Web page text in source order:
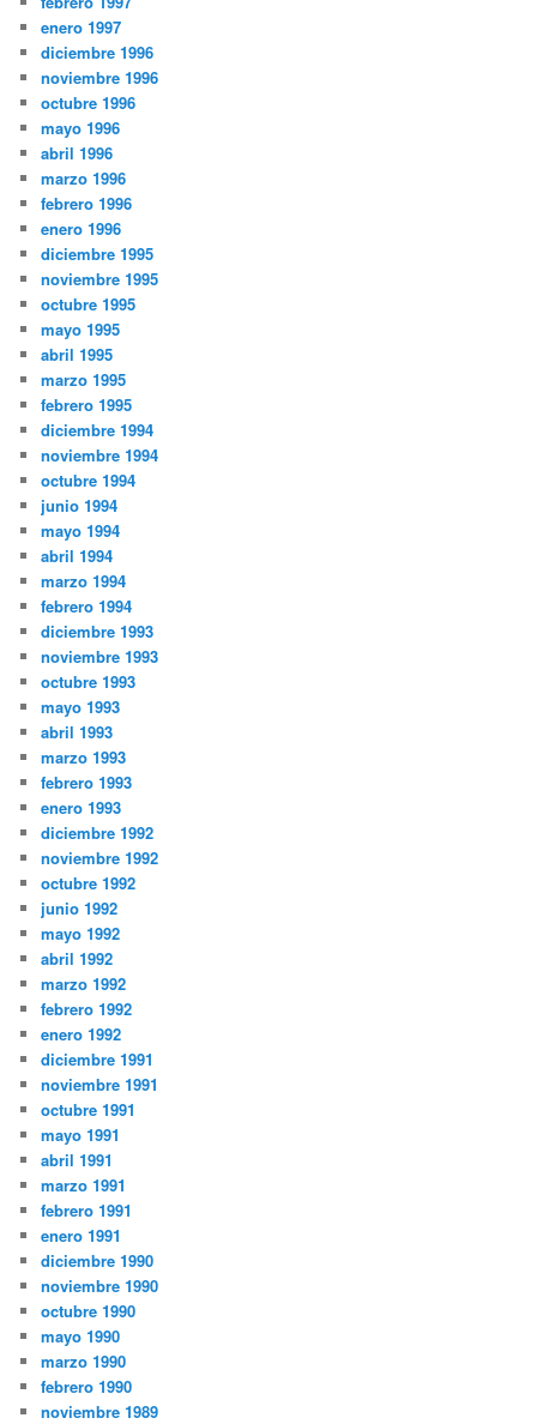
enero 1997
diciembre 1996
noviembre 1996
octubre 1996
mayo 1996
abril 1996
marzo 1996
febrero 1996
enero 1996
diciembre 1995
noviembre 1995
octubre 1995
mayo 1995
abril 1995
marzo 1995
febrero 1995
diciembre 1994
noviembre 1994
octubre 1994
junio 1994
mayo 1994
abril 1994
marzo 1994
febrero 1994
diciembre 1993
noviembre 1993
octubre 1993
mayo 1993
abril 1993
marzo 1993
febrero 1993
enero 1993
diciembre 1992
noviembre 1992
octubre 1992
junio 1992
mayo 1992
abril 1992
marzo 1992
febrero 1992
enero 1992
diciembre 1991
noviembre 1991
octubre 1991
mayo 1991
abril 1991
marzo 1991
febrero 1991
enero 1991
diciembre 1990
noviembre 1990
octubre 1990
mayo 1990
marzo 1990
febrero 1990
noviembre 1989